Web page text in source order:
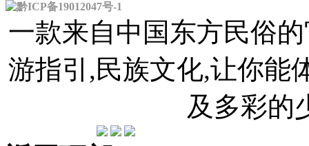
黔ICP备19012047号-1
一款来自中国东方民俗
游指引,民族文化,让你能
及多彩的